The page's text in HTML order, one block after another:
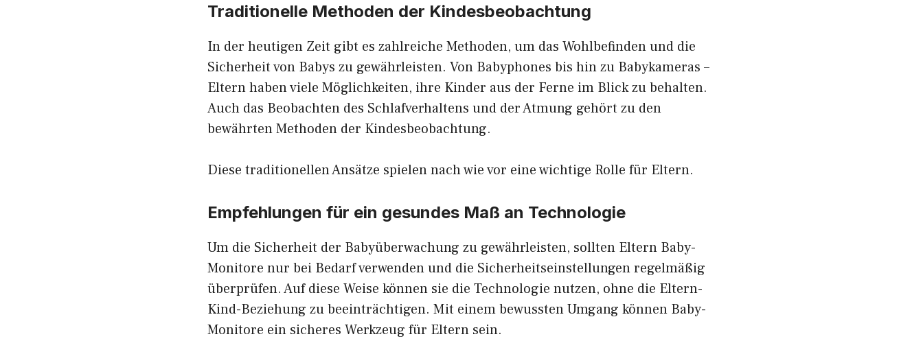
Traditionelle Methoden der Kindesbeobachtung
In der heutigen Zeit gibt es zahlreiche Methoden, um das Wohlbefinden und die
Sicherheit von Babys zu gewährleisten. Von Babyphones bis hin zu Babykameras –
Eltern haben viele Möglichkeiten, ihre Kinder aus der Ferne im Blick zu behalten.
Auch das Beobachten des Schlafverhaltens und der Atmung gehört zu den
bewährten Methoden der Kindesbeobachtung.
Diese traditionellen Ansätze spielen nach wie vor eine wichtige Rolle für Eltern.
Empfehlungen für ein gesundes Maß an Technologie
Um die Sicherheit der Babyüberwachung zu gewährleisten, sollten Eltern Baby-
Monitore nur bei Bedarf verwenden und die Sicherheitseinstellungen regelmäßig
überprüfen. Auf diese Weise können sie die Technologie nutzen, ohne die Eltern-
Kind-Beziehung zu beeinträchtigen. Mit einem bewussten Umgang können Baby-
Monitore ein sicheres Werkzeug für Eltern sein.